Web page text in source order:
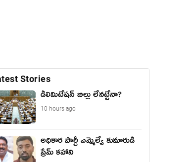
Stories
డీలిమిటేషన్ బిల్లు లేన‌ట్టేనా?
10 hours ago
అధికార పార్టీ ఎమ్మెల్యే కుమారుడి
ప్రేమ్ కహాని